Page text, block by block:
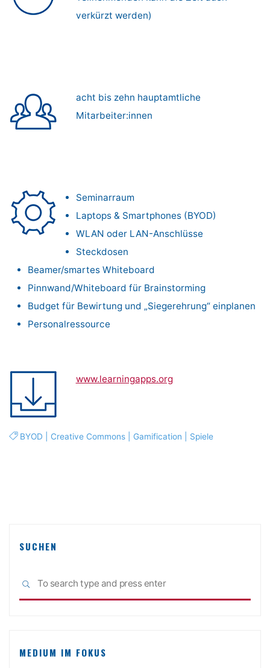
verkürzt werden)
acht bis zehn hauptamtliche
Mitarbeiter:innen
Seminarraum
Laptops & Smartphones (BYOD)
WLAN oder LAN-Anschlüsse
Steckdosen
Beamer/smartes Whiteboard
Pinnwand/Whiteboard für Brainstorming
Budget für Bewirtung und „Siegerehrung“ einplanen
Personalressource
www.learningapps.org
BYOD Creative Commons Gamification Spiele
SUCHEN
SEARCH
MEDIUM IM FOKUS